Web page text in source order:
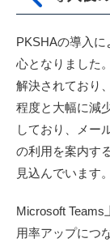
PKSHAの導入
心となりました
解決されており
程度と大幅に減
しており、メー
の利用を案内す
見込んでいます。
Microsoft Teams
用率アップにつ